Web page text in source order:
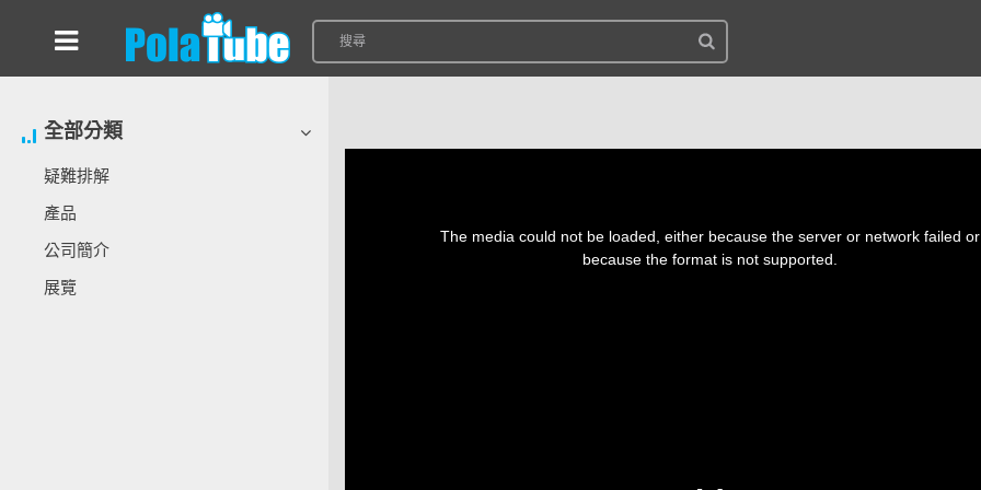
全部分類
疑難排解
產品
公司簡介
展覽
The media could not be loaded, either because the server or network failed or
because the format is not supported.